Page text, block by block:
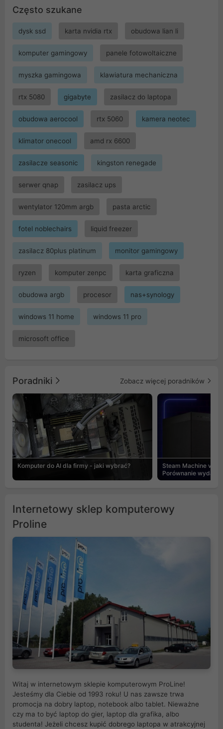
Często szukane
dysk ssd karta nvidia rtx obudowa lian li
komputer gamingowy panele fotowoltaiczne
myszka gamingowa klawiatura mechaniczna
rtx 5080 gigabyte zasilacz do laptopa
obudowa aerocool rtx 5060 kamera neotec
klimator onecool amd rx 6600
zasilacze seasonic kingston renegade
serwer qnap zasilacz ups
wentylator 120mm argb pasta arctic
fotel noblechairs liquid freezer
zasilacz 80plus platinum monitor gamingowy
ryzen komputer zenpc karta graficzna
obudowa argb procesor nas+synology
windows 11 home windows 11 pro
microsoft office
Poradniki Zobacz więcej poradników
Komputer do AI dla firmy - jaki wybrać?
Steam Machine vs
Porównanie
Internetowy sklep komputerowy
Proline
Witaj w internetowym sklepie komputerowym ProLine!
Jesteśmy dla Ciebie od 1993 roku! U nas zawsze trwa
promocja na dobry laptop, notebook albo tablet. Nieważne
czy ma to być laptop do gier, laptop dla grafika, albo
studenta! Jeżeli chcesz kupić dobrego laptopa w atrakcyjnej